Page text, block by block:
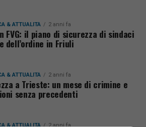
& ATTUALITÀ 2 anni fa
FVG: il piano di sicurezza di sindaci
dell’ordine in Friuli
& ATTUALITÀ 2 anni fa
a Trieste: un mese di crimine e
senza precedenti
& ATTUALITÀ 2 anni fa